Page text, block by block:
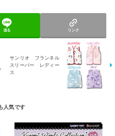
送る リンク
サンリオ フランネル
スリーパー レディー
ス